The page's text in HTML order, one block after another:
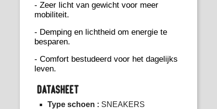
- Zeer licht van gewicht voor meer
mobiliteit.
- Demping en lichtheid om energie te
besparen.
- Comfort bestudeerd voor het dagelijks
leven.
DATASHEET
Type schoen : SNEAKERS